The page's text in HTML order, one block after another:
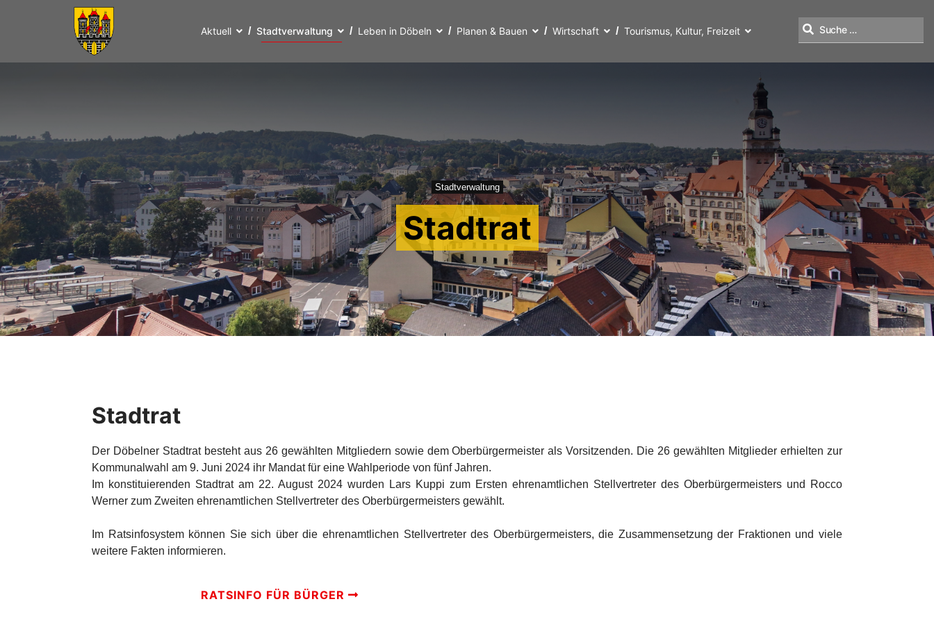
Aktuell Stadtverwaltung Leben in Döbeln Planen & Bauen Wirtschaft Tourismus, Kultur, Freizeit
Stadtverwaltung
Stadtrat
Stadtrat
Der Döbelner Stadtrat besteht aus 26 gewählten Mitgliedern sowie dem Oberbürgermeister als Vorsitzenden. Die 26 gewählten Mitglieder erhielten zur
Kommunalwahl am 9. Juni 2024 ihr Mandat für eine Wahlperiode von fünf Jahren.
Im konstituierenden Stadtrat am 22. August 2024 wurden Lars Kuppi zum Ersten ehrenamtlichen Stellvertreter des Oberbürgermeisters und Rocco
Werner zum Zweiten ehrenamtlichen Stellvertreter des Oberbürgermeisters gewählt.
Im Ratsinfosystem können Sie sich über die ehrenamtlichen Stellvertreter des Oberbürgermeisters, die Zusammensetzung der Fraktionen und viele
weitere Fakten informieren.
RATSINFO FÜR BÜRGER